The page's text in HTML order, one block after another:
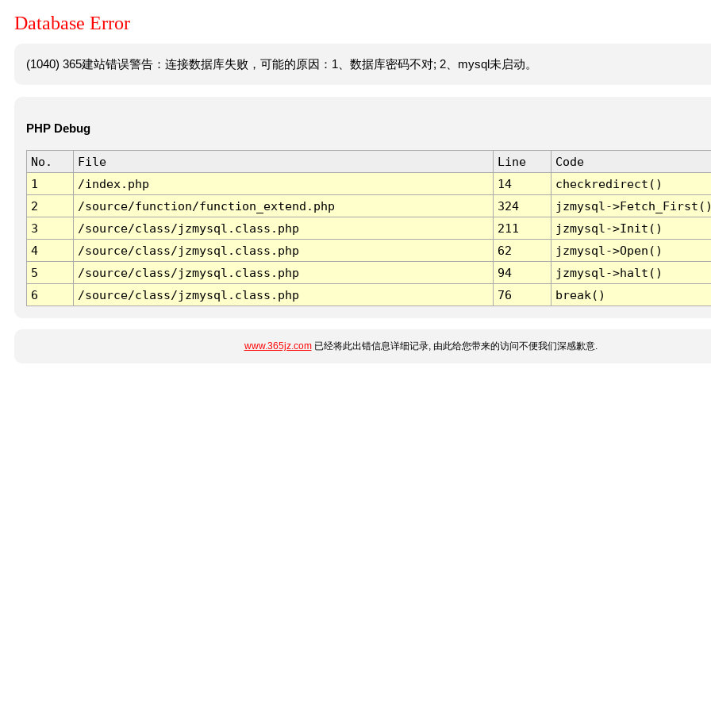
Database Error
(1040) 365建站错误警告：连接数据库失败，可能的原因：1、数据库密码不对; 2、mysql未启动。
PHP Debug
No. File Line
Code
1
/index.php 14
checkredirect()
2
/source/function/function_extend.php 324
jzmysql-
3
/source/class/jzmysql.class.php 211
jzmysql->Init()
4
/source/class/jzmysql.class.php 62
jzmysql->Open()
5
/source/class/jzmysql.class.php 94
jzmysql->halt()
6
/source/class/jzmysql.class.php 76 break()
www.365jz.com已经将此出错信息详细记录, 由此给您带来的访问不便我们深感歉意.